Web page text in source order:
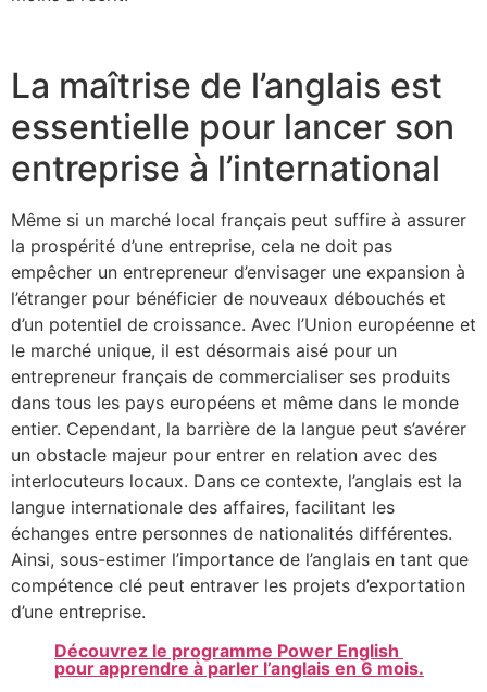
La maîtrise de l’anglais est
essentielle pour lancer son
entreprise à l’international
Même si un marché local français peut suffire à assurer
la prospérité d’une entreprise, cela ne doit pas
empêcher un entrepreneur d’envisager une expansion à
l’étranger pour bénéficier de nouveaux débouchés et
d’un potentiel de croissance. Avec l’Union européenne et
le marché unique, il est désormais aisé pour un
entrepreneur français de commercialiser ses produits
dans tous les pays européens et même dans le monde
entier. Cependant, la barrière de la langue peut s’avérer
un obstacle majeur pour entrer en relation avec des
interlocuteurs locaux. Dans ce contexte, l’anglais est la
langue internationale des affaires, facilitant les
échanges entre personnes de nationalités différentes.
Ainsi, sous-estimer l’importance de l’anglais en tant que
compétence clé peut entraver les projets d’exportation
d’une entreprise.
Découvrez le programme Power English
pour apprendre à parler l’anglais en 6 mois.